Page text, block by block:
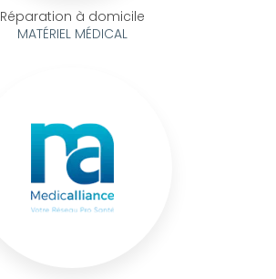
Réparation à domicile
MATÉRIEL MÉDICAL